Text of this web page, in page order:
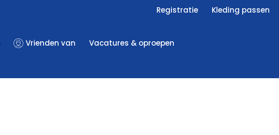
Registratie Kleding passen
Vrienden van
Vacatures & oproepen